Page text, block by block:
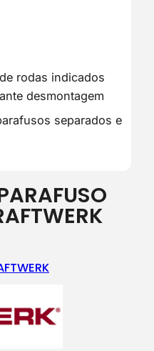
rodas indicados
desmontagem
separados e